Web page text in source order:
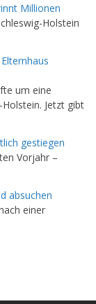
Millionen
Holstein
um eine
Jetzt gibt
gestiegen
Vorjahr –
absuchen
einer